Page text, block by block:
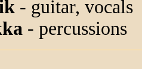
- guitar, vocals
- percussions